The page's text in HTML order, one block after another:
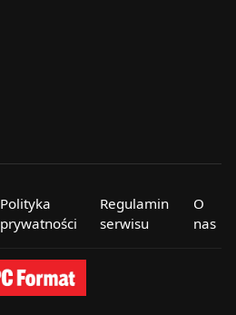
Polityka
prywatności
Regulamin
serwisu
O
nas